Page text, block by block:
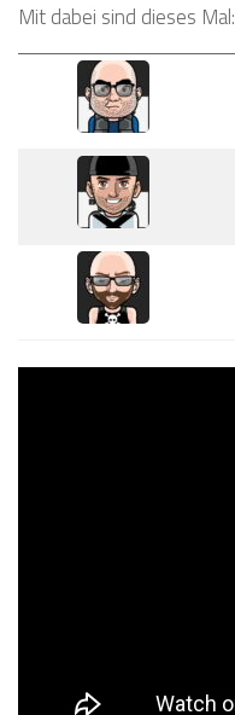
Mit dabei sind dieses Mal: